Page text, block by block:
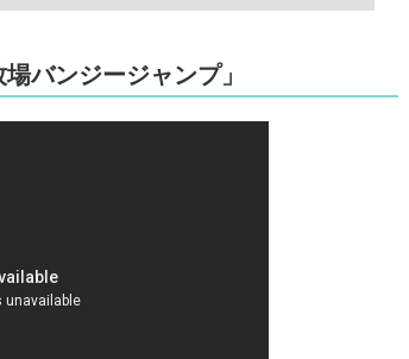
バンジージャンプ」